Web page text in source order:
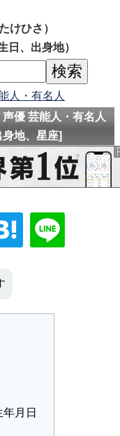
けひさ）
日、出身地）
人・有名人
優 芸能人・有名人
地、星座]
月日